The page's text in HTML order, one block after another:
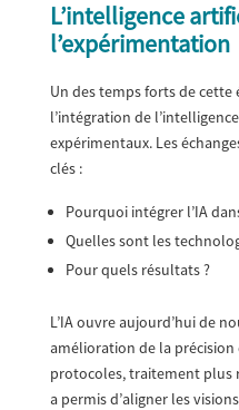
L’intelligence
l’expérimentation
Un des temps forts de cette
l’intégration de
expérimentaux. Les
clés :
Pourquoi intégrer l’IA
Quelles sont les
Pour quels résultats ?
L’IA ouvre aujourd’hui de
amélioration de la
protocoles, traitement plus
a permis d’aligner les